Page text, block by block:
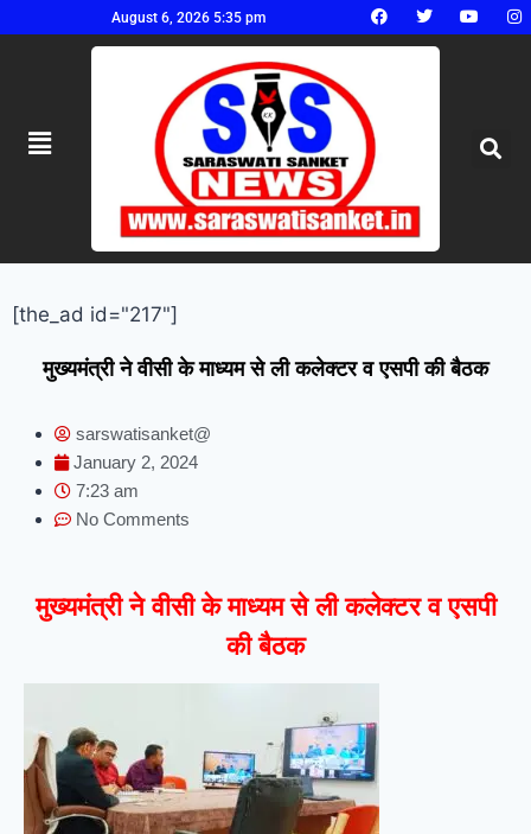
August 6, 2026 5:35 pm
[the_ad id="217"]
मुख्यमंत्री ने वीसी के माध्यम से ली कलेक्टर व एसपी की बैठक
sarswatisanket@
January 2, 2024
7:23 am
No Comments
मुख्यमंत्री ने वीसी के माध्यम से ली कलेक्टर व एसपी
की बैठक